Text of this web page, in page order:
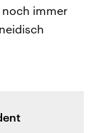
noch immer